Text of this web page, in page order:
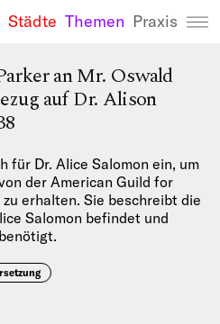
We Refugees
Städte Themen Praxis
an Mr. Oswald
auf Dr. Alison
für Dr. Alice Salomon ein, um
der American Guild for
erhalten. Sie beschreibt die
Salomon befindet und